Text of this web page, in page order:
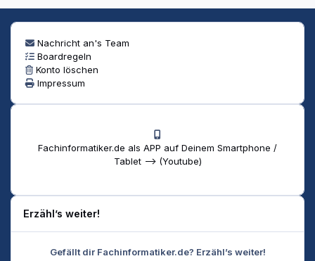
Nachricht an's Team
Boardregeln
Konto löschen
Impressum
Fachinformatiker.de als APP auf Deinem Smartphone /
Tablet --> (Youtube)
Erzähl’s weiter!
Gefällt dir Fachinformatiker.de? Erzähl’s weiter!